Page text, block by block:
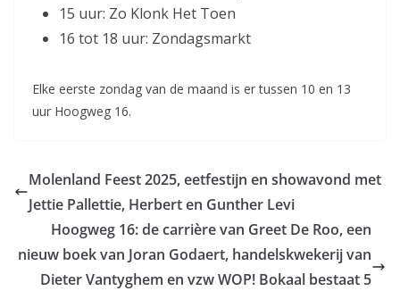
15 uur: Zo Klonk Het Toen
16 tot 18 uur: Zondagsmarkt
Elke eerste zondag van de maand is er tussen 10 en 13
uur Hoogweg 16.
Molenland Feest 2025, eetfestijn en showavond met
Jettie Pallettie, Herbert en Gunther Levi
Hoogweg 16: de carrière van Greet De Roo, een
nieuw boek van Joran Godaert, handelskwekerij van
Dieter Vantyghem en vzw WOP! Bokaal bestaat 5